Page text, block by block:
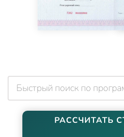
РАССЧИТАТЬ